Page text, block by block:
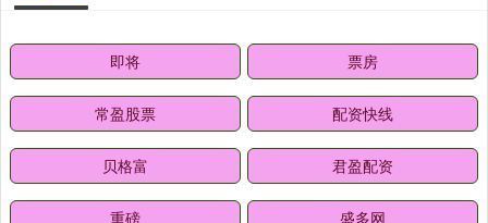
即将 票房
常盈股票 配资快线
贝格富 君盈配资
重磅 盛多网